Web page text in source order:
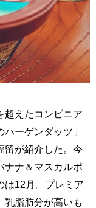
超えたコンビニア
ーゲンダッツ」
留が紹介した。今
ナナ＆マスカルポ
は12月。プレミア
乳脂肪分が高いも